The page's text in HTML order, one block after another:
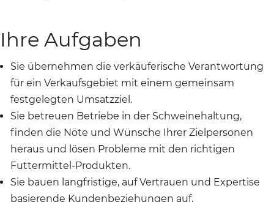
Ihre Aufgaben
Sie übernehmen die verkäuferische Verantwortung
für ein Verkaufsgebiet mit einem gemeinsam
festgelegten Umsatzziel.
Sie betreuen Betriebe in der Schweinehaltung,
finden die Nöte und Wünsche Ihrer Zielpersonen
heraus und lösen Probleme mit den richtigen
Futtermittel-Produkten.
Sie bauen langfristige, auf Vertrauen und Expertise
basierende Kundenbeziehungen auf.